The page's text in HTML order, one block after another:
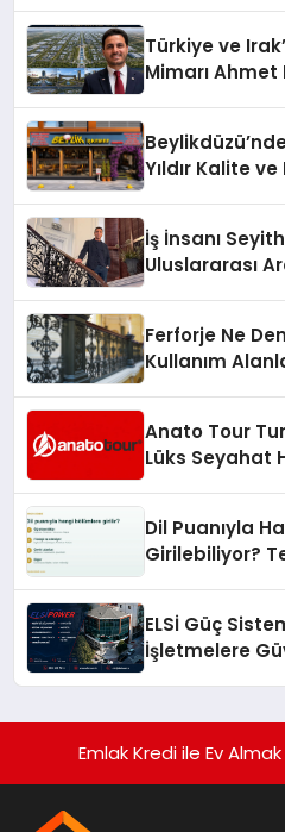
Türkiye ve
Mimarı
Hayata
Yıldır Kalite
İş İnsanı
Uluslararası
Ferforje Ne
Kullanım
Anato Tour
Lüks Seyahat
Dil Puanıyla
Girilebiliyor?
ELSİ Güç
İşletmelere
Emlak Kredi ile Ev